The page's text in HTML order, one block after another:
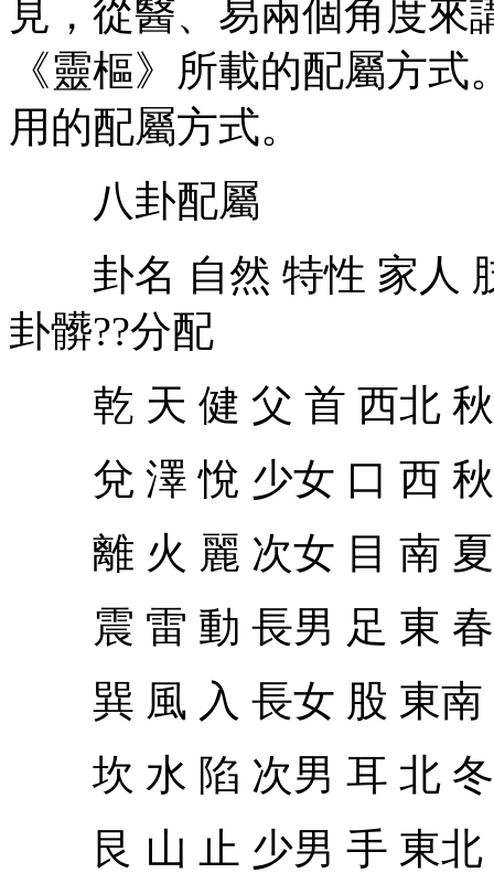
見，從醫、易兩個角度
《靈樞》所載的配屬方
用的配屬方式。
八卦配屬
卦名 自然 特性 家人
卦髒??分配
乾 天 健 父 首 西北 秋
兌 澤 悅 少女 口 西 秋
離 火 麗 次女 目 南 夏
震 雷 動 長男 足 東 春
巽 風 入 長女 股 東南
坎 水 陷 次男 耳 北 冬
艮 山 止 少男 手 東北